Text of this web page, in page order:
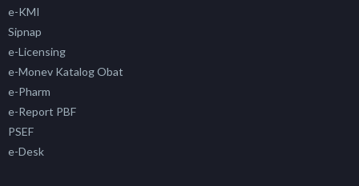
e-KMI
Sipnap
e-Licensing
e-Monev Katalog Obat
e-Pharm
e-Report PBF
PSEF
e-Desk